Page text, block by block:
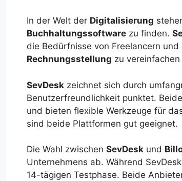
In der Welt der Digitalisierung
Buchhaltungssoftware zu finden.
die Bedürfnisse von Freelancern
Rechnungsstellung zu
SevDesk zeichnet sich durch
Benutzerfreundlichkeit punktet.
und bieten flexible Werkzeuge für
sind beide Plattformen gut geeignet.
Die Wahl zwischen SevDesk und
Unternehmens ab. Während
14-tägigen Testphase. Beide